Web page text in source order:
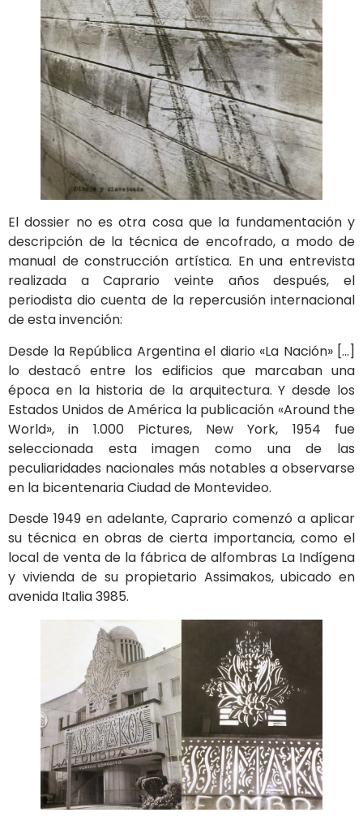
El dossier no es otra cosa que la fundamentación y
descripción de la técnica de encofrado, a modo de
manual de construcción artística. En una entrevista
realizada a Caprario veinte años después, el
periodista dio cuenta de la repercusión internacional
de esta invención:
Desde la República Argentina el diario «La Nación» […]
lo destacó entre los edificios que marcaban una
época en la historia de la arquitectura. Y desde los
Estados Unidos de América la publicación «Around the
World», in 1.000 Pictures, New York, 1954 fue
seleccionada esta imagen como una de las
peculiaridades nacionales más notables a observarse
en la bicentenaria Ciudad de Montevideo.
Desde 1949 en adelante, Caprario comenzó a aplicar
su técnica en obras de cierta importancia, como el
local de venta de la fábrica de alfombras La Indígena
y vivienda de su propietario Assimakos, ubicado en
avenida Italia 3985.